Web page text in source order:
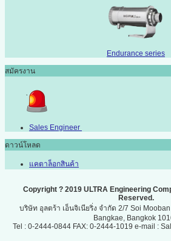
Endurance series
สมัครงาน
Sales Engineer
ดาวน์โหลด
แคตาล็อกสินค้า
Copyright ? 2019 ULTRA Engineering
Reserved.
บริษัท อุลตร้า เอ็นจิเนียริ่ง จำกัด 2/7 Soi
Bangkae, Bangkok
Tel : 0-2444-0844 FAX: 0-2444-1019 e-mail :